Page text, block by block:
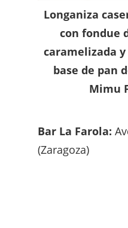
Longaniza
con fondue
caramelizada
base de pan
Mimu
Bar La Farola:
(Zaragoza)